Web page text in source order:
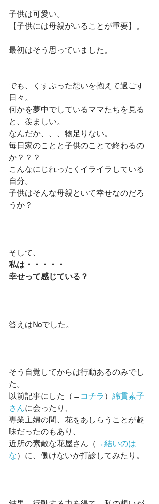
子供は可愛い。
【子供には母親がいることが重要】。
最初はそう思っていました。
でも、くすぶった想いを抱えて過ごす
日々。
何かを夢中でしているママたちを見る
と、羨ましい。
なんだか、、、物足りない。
毎日家のことと子供のことで終わるの
か？？？
こんなにじれったくイライラしている
自分。
子供はそんな母親といて幸せなのだろ
うか？
そして、
私は・・・・・
幸せって感じている？
答えはNoでした。
そう自覚してからは行動あるのみでし
た。
以前記事にした（→ コチラ ） 綿貫素子
さんに会ったり、
専業主婦の間、花をあしらうことが趣
味だったのもあり、
近所の素敵な花屋さん（ →結いのは
な）に、働けないか打診してみたり。